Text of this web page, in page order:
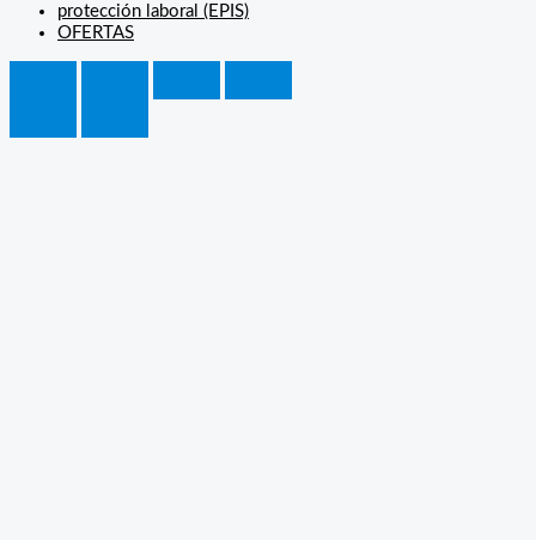
protección laboral (EPIS)
OFERTAS